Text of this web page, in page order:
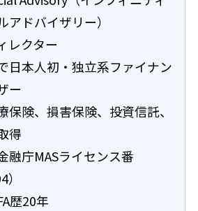
アドバイザリー）
レクター
日本人初・独立系ファイナン
ー
険、損害保険、投資信託、
得
融庁MASライセンス番
歴20年